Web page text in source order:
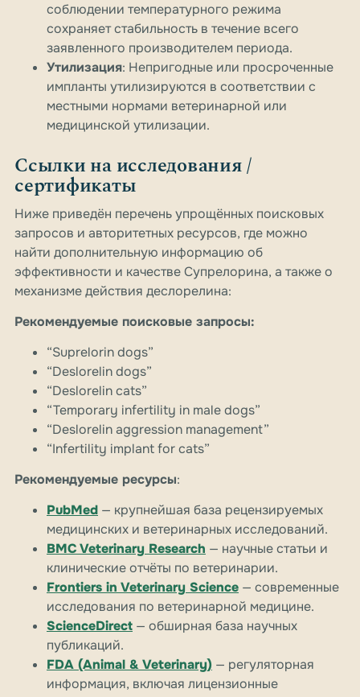
соблюдении температурного режима
сохраняет стабильность в течение всего
заявленного производителем периода.
Утилизация: Непригодные или просроченные
импланты утилизируются в соответствии с
местными нормами ветеринарной или
медицинской утилизации.
Ссылки на исследования /
сертификаты
Ниже приведён перечень упрощённых поисковых
запросов и авторитетных ресурсов, где можно
найти дополнительную информацию об
эффективности и качестве Супрелорина, а также о
механизме действия деслорелина:
Рекомендуемые поисковые запросы:
“Suprelorin dogs”
“Deslorelin dogs”
“Deslorelin cats”
“Temporary infertility in male dogs”
“Deslorelin aggression management”
“Infertility implant for cats”
Рекомендуемые ресурсы:
PubMed — крупнейшая база рецензируемых
медицинских и ветеринарных исследований.
BMC Veterinary Research — научные статьи и
клинические отчёты по ветеринарии.
Frontiers in Veterinary Science — современные
исследования по ветеринарной медицине.
ScienceDirect — обширная база научных
публикаций.
FDA (Animal & Veterinary) — регуляторная
информация, включая лицензионные